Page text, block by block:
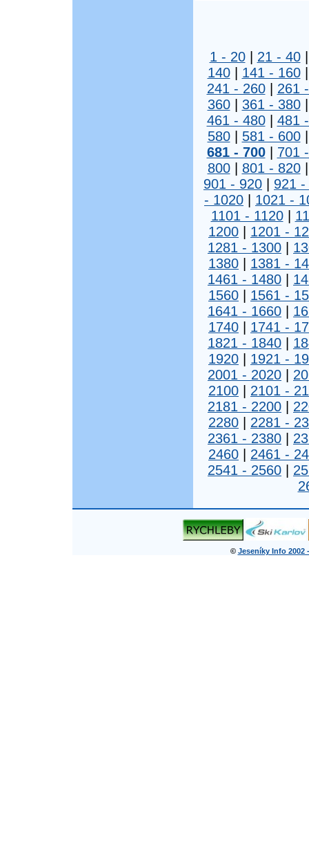
1 - 20| 21 - 40
140| 141 - 160
241 - 260| 261
360| 361 - 380
461 - 480| 481
580| 581 - 600
681 - 700| 701
800| 801 - 820
901 - 920
921 -
- 1020
1021 -
1101 - 1120|
1200
1201 -
1281 - 1300
1380
1381 -
1461 - 1480
1560
1561 -
1641 - 1660
1740
1741 -
1821 - 1840
1920
1921 -
2001 - 2020
2100
2101 -
2181 - 2200
2280
2281 -
2361 - 2380
2460
2461 -
2541 - 2560
© Jeseníky Info 2002